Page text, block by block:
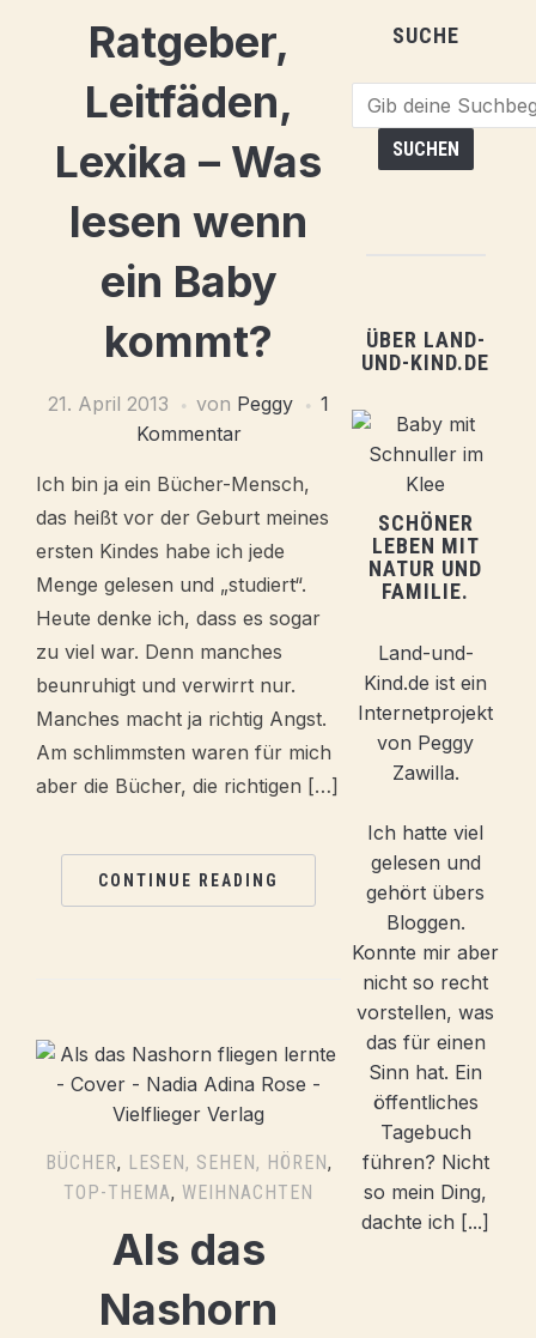
Ratgeber,
Leitfäden,
Lexika – Was
lesen wenn
ein Baby
kommt?
21. April 2013 von Peggy
1
Kommentar
Ich bin ja ein Bücher-Mensch,
das heißt vor der Geburt meines
ersten Kindes habe ich jede
Menge gelesen und „studiert“.
Heute denke ich, dass es sogar
zu viel war. Denn manches
beunruhigt und verwirrt nur.
Manches macht ja richtig Angst.
Am schlimmsten waren für mich
aber die Bücher, die richtigen […]
CONTINUE READING
BÜCHER, LESEN, SEHEN, HÖREN,
TOP-THEMA,WEIHNACHTEN
Als das
Nashorn
SUCHE
ÜBER LAND-
UND-KIND.DE
SCHÖNER
LEBEN MIT
NATUR UND
FAMILIE.
Land-und-
Kind.de ist ein
Internetprojekt
von Peggy
Zawilla.
Ich hatte viel
gelesen und
gehört übers
Bloggen.
Konnte mir aber
nicht so recht
vorstellen, was
das für einen
Sinn hat. Ein
öffentliches
Tagebuch
führen? Nicht
so mein Ding,
dachte ich [...]